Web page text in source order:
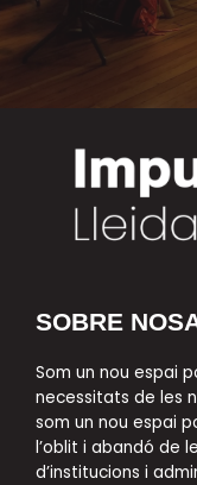
SOBRE
Som un nou espai
necessitats de les
som un nou espai
l’oblit i abandó de
d’institucions i